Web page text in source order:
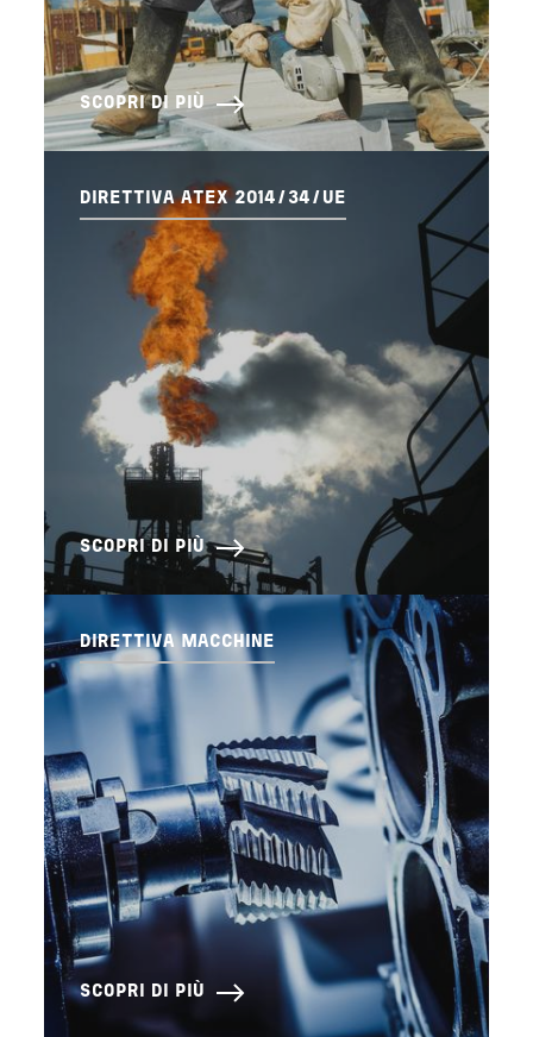
SCOPRI DI PIÙ
DIRETTIVA ATEX 2014/34/UE
SCOPRI DI PIÙ
DIRETTIVA MACCHINE
SCOPRI DI PIÙ